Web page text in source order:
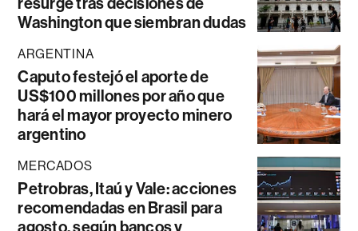
Washington que siembran dudas
ARGENTINA
Caputo festejó el aporte de
US$100 millones por año que
hará el mayor proyecto minero
argentino
MERCADOS
Petrobras, Itaú y Vale: acciones
recomendadas en Brasil para
agosto, según bancos y